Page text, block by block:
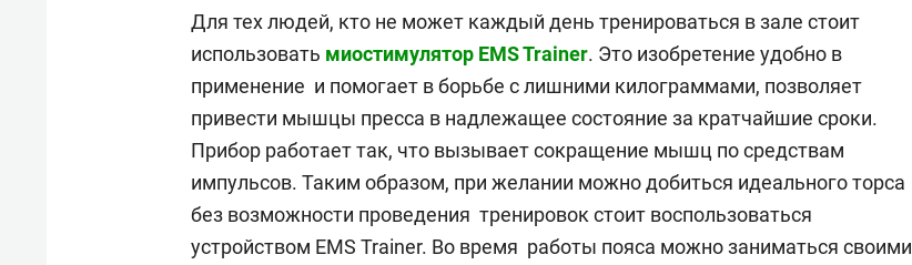
Для тех людей, кто не может каждый день тренироваться в зале стоит
использовать миостимулятор EMS Trainer. Это изобретение удобно в
применение и помогает в борьбе с лишними килограммами, позволяет
привести мышцы пресса в надлежащее состояние за кратчайшие сроки.
Прибор работает так, что вызывает сокращение мышц по средствам
импульсов. Таким образом, при желании можно добиться идеального торса
без возможности проведения тренировок стоит воспользоваться
устройством EMS Trainer. Во время работы пояса можно заниматься своими